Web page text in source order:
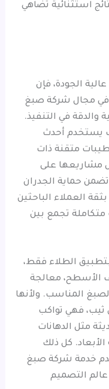
استثنائية تضاهي
الجودة، فإن
في مجال شركة صبغ
والدقة في التنفيذ.
يستخدم أحدث
متقنة ذات
مشاريعها على
حماية الجدران
العملاء الباحثين
تجمع بين
الطلاء فقط،
الأسطح، معالجة
المناسب. ولأنها
فهي تواكب
مثل الدهانات
الأبعاد. كل ذلك
خدمة شركة صبغ
التصميم